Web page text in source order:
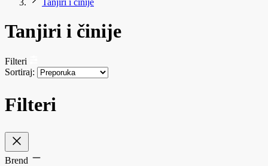
Tanjiri i činije
Tanjiri i činije
Filteri
Sortiraj:
Filteri
Brend